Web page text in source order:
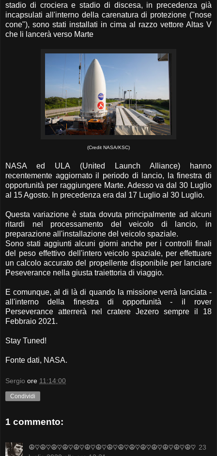
stadio di crociera e stadio di discesa, in precedenza già
incapsulati all'interno della carenatura di protezione ("nose
cone"), sono stati installati in cima al razzo vettore Altas V
che li lancerà verso Marte
(Credit NASA/KSC)
NASA ed ULA (United Launch Alliance) hanno
recentemente aggiornato il periodo di lancio, la finestra di
opportunità per raggiungere Marte. Adesso va dal 30 Luglio
al 15 Agosto. In precedenza era dal 17 Luglio al 30 Luglio.
Questa variazione è stata dovuta principalmente ad alcuni
ritardi nel processamento del veicolo di lancio, in
preparazione all'installazione del veicolo spaziale.
Sono stati aggiunti alcuni giorni anche per i controlli finali
del peso effettivo dell'intero veicolo spaziale, per effettuare
un calcolo accurato del propellente disponibile per lanciare
Peseverance nella giusta traiettoria di viaggio.
E comunque, al di là di quando la missione verrà lanciata -
all'interno della finestra di opportunità - il rover
Perseverance atterrerà nel cratere Jezero sempre il 18
Febbraio 2021.
Stay Tuned!
Fonte dati, NASA.
Sergio ore 11:14:00
Condividi
1 commento:
☮♡☮♡☮♡☮♡☮♡☮♡☮♡☮♡☮♡☮♡☮♡☮♡☮♡☮♡☮♡ 23